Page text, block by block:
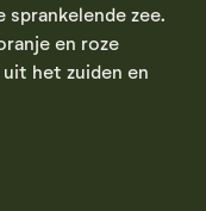
zee.
en roze
het zuiden en